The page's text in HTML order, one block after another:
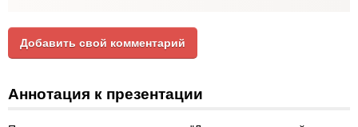
Добавить свой комментарий
Аннотация к презентации